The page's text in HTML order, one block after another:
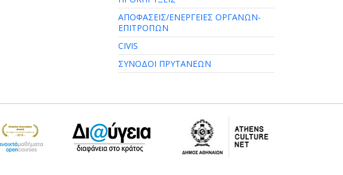
ΑΠΟΦΑΣΕΙΣ/ΕΝΕΡΓΕΙΕΣ ΟΡΓΑΝΩΝ-
ΕΠΙΤΡΟΠΩΝ
CIVIS
ΣΥΝΟΔΟΙ ΠΡΥΤΑΝΕΩΝ